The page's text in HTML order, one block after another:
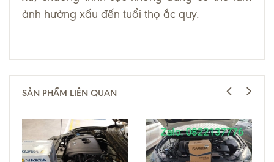
ảnh hưởng xấu đến tuổi thọ ắc quy.
SẢN PHẨM LIÊN QUAN